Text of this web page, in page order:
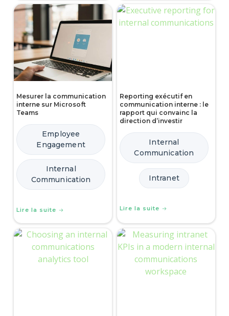
Mesurer la communication
interne sur Microsoft
Teams
Employee
Engagement
Internal
Communication
Lire la suite
Reporting exécutif en
communication interne : le
rapport qui convainc la
direction d’investir
Internal
Communication
Intranet
Lire la suite